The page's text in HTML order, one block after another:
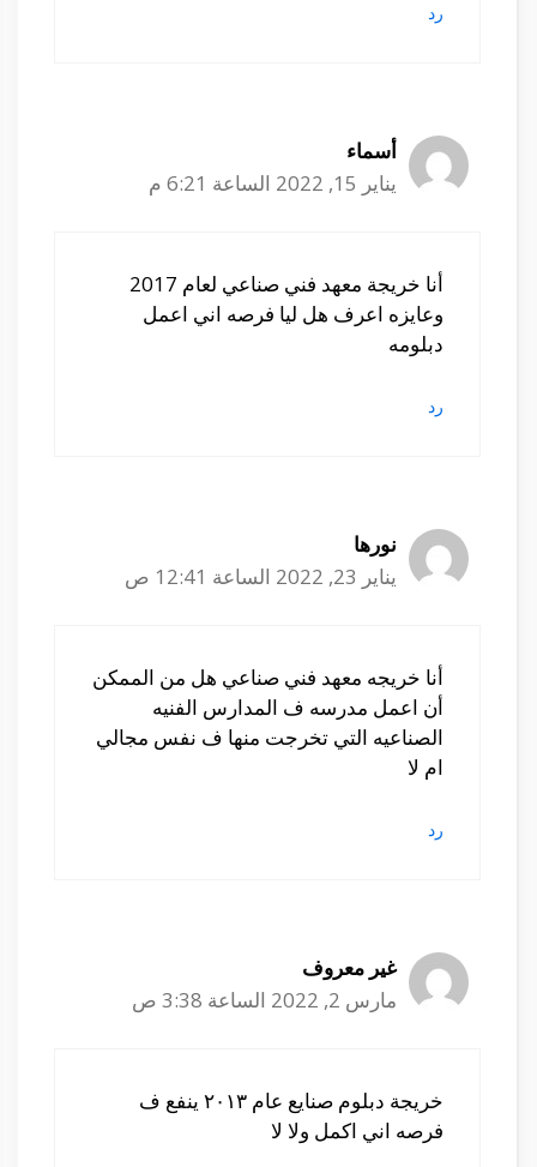
رد
أسماء
يناير 15, 2022 الساعة 6:21 م
أنا خريجة معهد فني صناعي لعام 2017
وعايزه اعرف هل ليا فرصه اني اعمل
دبلومه
رد
نورها
يناير 23, 2022 الساعة 12:41 ص
أنا خريجه معهد فني صناعي هل من الممكن
أن اعمل مدرسه ف المدارس الفنيه
الصناعيه التي تخرجت منها ف نفس مجالي
ام لا
رد
غير معروف
مارس 2, 2022 الساعة 3:38 ص
خريجة دبلوم صنايع عام ٢٠١٣ ينفع ف
فرصه اني اكمل ولا لا